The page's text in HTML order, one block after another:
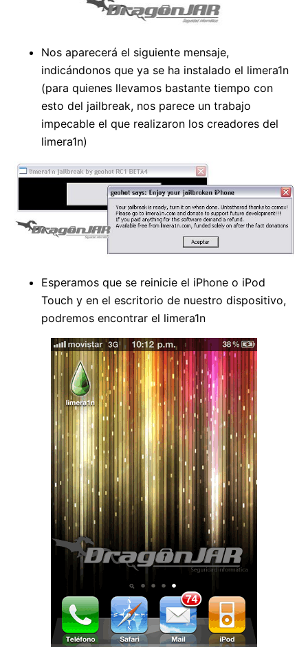
Nos aparecerá el siguiente mensaje,
indicándonos que ya se ha instalado el limera1n
(para quienes llevamos bastante tiempo con
esto del jailbreak, nos parece un trabajo
impecable el que realizaron los creadores del
limera1n)
Esperamos que se reinicie el iPhone o iPod
Touch y en el escritorio de nuestro dispositivo,
podremos encontrar el limera1n